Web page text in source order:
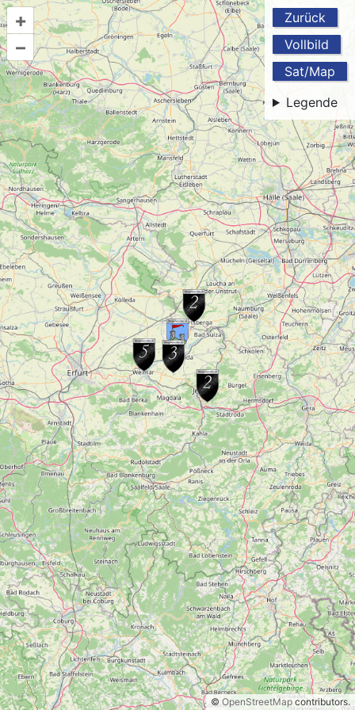
Zurück
Vollbild
Sat/Map
Legende
+
–
©OpenStreetMapcontributors.